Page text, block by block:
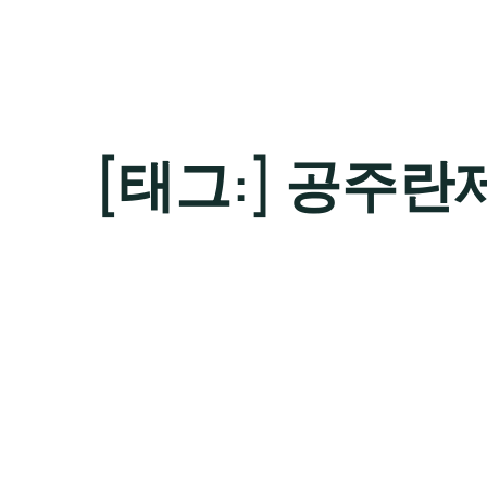
[태그:] 공주란